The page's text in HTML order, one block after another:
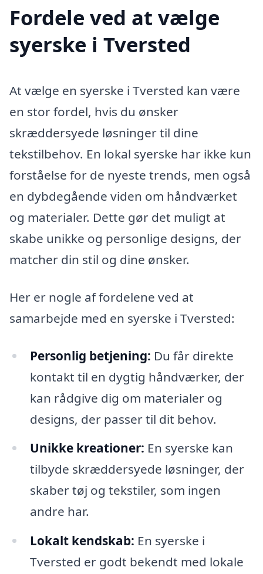
Fordele ved at vælge
syerske i Tversted
At vælge en syerske i Tversted kan være
en stor fordel, hvis du ønsker
skræddersyede løsninger til dine
tekstilbehov. En lokal syerske har ikke kun
forståelse for de nyeste trends, men også
en dybdegående viden om håndværket
og materialer. Dette gør det muligt at
skabe unikke og personlige designs, der
matcher din stil og dine ønsker.
Her er nogle af fordelene ved at
samarbejde med en syerske i Tversted:
Personlig betjening: Du får direkte
kontakt til en dygtig håndværker, der
kan rådgive dig om materialer og
designs, der passer til dit behov.
Unikke kreationer: En syerske kan
tilbyde skræddersyede løsninger, der
skaber tøj og tekstiler, som ingen
andre har.
Lokalt kendskab: En syerske i
Tversted er godt bekendt med lokale